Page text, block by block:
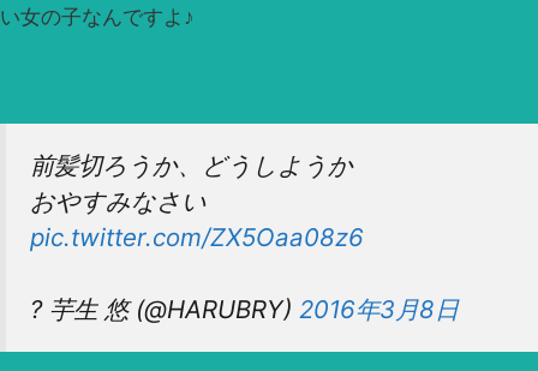
い女の子なんですよ♪
前髪切ろうか、どうしようか
おやすみなさい
pic.twitter.com/ZX5Oaa08z6
? 芋生 悠 (@HARUBRY) 2016年3月8日